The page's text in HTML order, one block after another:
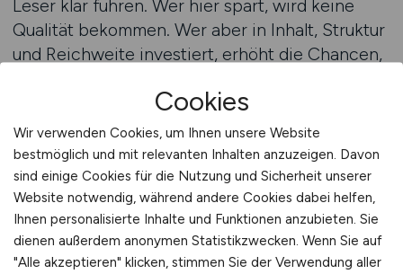
Leser klar führen. Wer hier spart, wird keine
Qualität bekommen. Wer aber in Inhalt, Struktur
und Reichweite investiert, erhöht die Chancen,
umzusetzen – weltweit.
Stellenanzeigen auf BAUSTELLEN.JOBS
schalten
BAUSTELLEN.JOBS verbindet Sie
mit global einsatzfähigen
Cookies
Wir verwenden Cookies, um Ihnen unsere Website
bestmöglich und mit relevanten Inhalten anzuzeigen. Davon
sind einige Cookies für die Nutzung und Sicherheit unserer
Website notwendig, während andere Cookies dabei helfen,
Ihnen personalisierte Inhalte und Funktionen anzubieten. Sie
dienen außerdem anonymen Statistikzwecken. Wenn Sie auf
"Alle akzeptieren" klicken, stimmen Sie der Verwendung aller